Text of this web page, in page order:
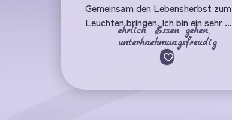
Gemeinsam den Lebensherbst zum
Leuchten bringen. Ich bin ein sehr ...
ehrlich,Essen gehen,
unterhnehmungsfreudig